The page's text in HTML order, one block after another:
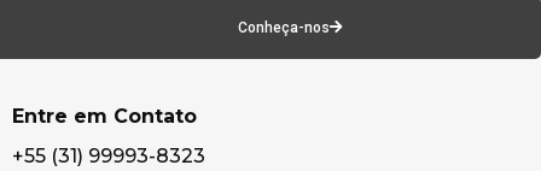
Conheça-nos
Entre em Contato
+55 (31) 99993-8323